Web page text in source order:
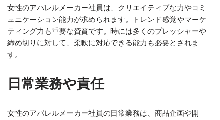
女性のアパレルメーカー社員は、クリエイティブな力やコミ
ュニケーション能力が求められます。トレンド感覚やマーケ
ティング力も重要な資質です。時には多くのプレッシャーや
締め切りに対して、柔軟に対応できる能力も必要とされま
す。
日常業務や責任
女性のアパレルメーカー社員の日常業務は、商品企画や開